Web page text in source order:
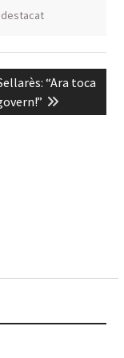
“Ara toca